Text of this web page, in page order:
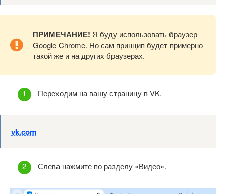
ПРИМЕЧАНИЕ! Я буду использовать браузер
Google Chrome. Но сам принцип будет примерно
такой же и на других браузерах.
Переходим на вашу страницу в VK.
vk.com
Слева нажмите по разделу «Видео».